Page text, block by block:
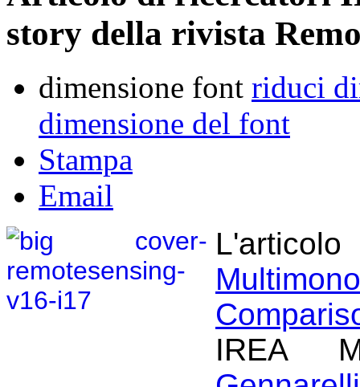
story della rivista
dimensione font riduci
dimensione del font
Stampa
Email
IREA